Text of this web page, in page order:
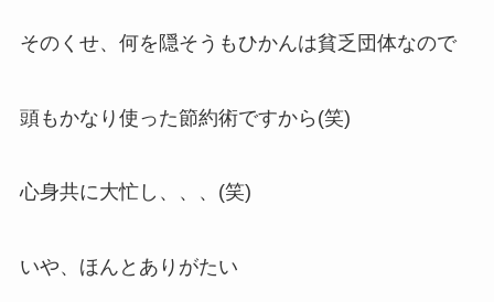
そのくせ、何を隠そうもひかんは貧乏団体なので
頭もかなり使った節約術ですから(笑)
心身共に大忙し、、、(笑)
いや、ほんとありがたい